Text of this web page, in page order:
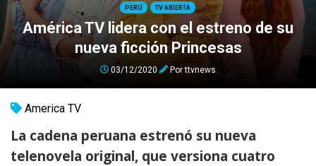
PERÚ TV ABIERTA
América TV lidera con el estreno de su
nueva ficción Princesas
03/12/2020 Porttvnews
America TV
La cadena peruana estrenó su nueva
telenovela original, que versiona cuatro